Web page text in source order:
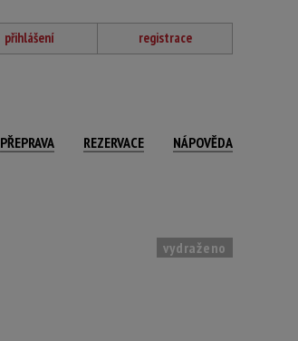
přihlášení registrace
PŘEPRAVA REZERVACE NÁPOVĚDA
vydraženo